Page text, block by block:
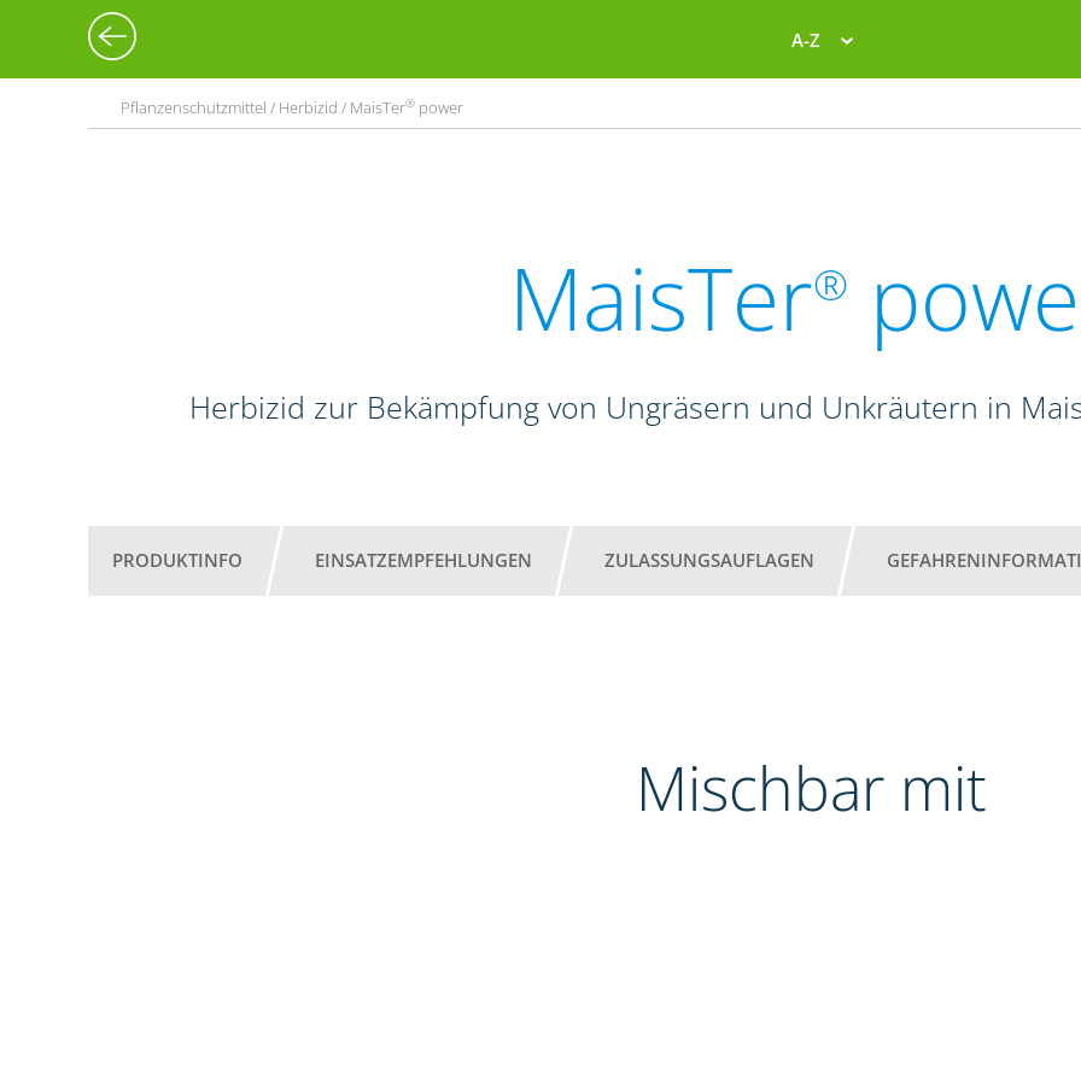
A-Z
Pflanzenschutzmittel / Herbizid / MaisTer® power
MaisTer®
Herbizid zur Bekämpfung von Ungräsern und Unkräutern in
PRODUKTINFO EINSATZEMPFEHLUNGEN ZULASSUNGSAUFLAGEN
Mischbar mit